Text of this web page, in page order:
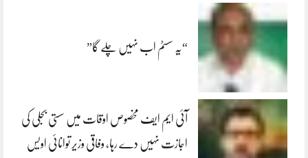
“یہ سسٹم اب نہیں چلے گا”
آئی ایم ایف مخصوص اوقات میں سستی بجلی کی
اجازت نہیں دے رہا، وفاقی وزیر توانائی اویس